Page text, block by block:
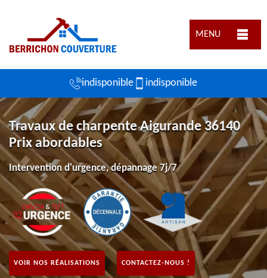
MENU
indisponible indisponible
Travaux de charpente Aigurande 36140
Prix abordables
Intervention d'urgence, dépannage 7j/7
VOIR NOS RÉALISATIONS CONTACTEZ-NOUS !